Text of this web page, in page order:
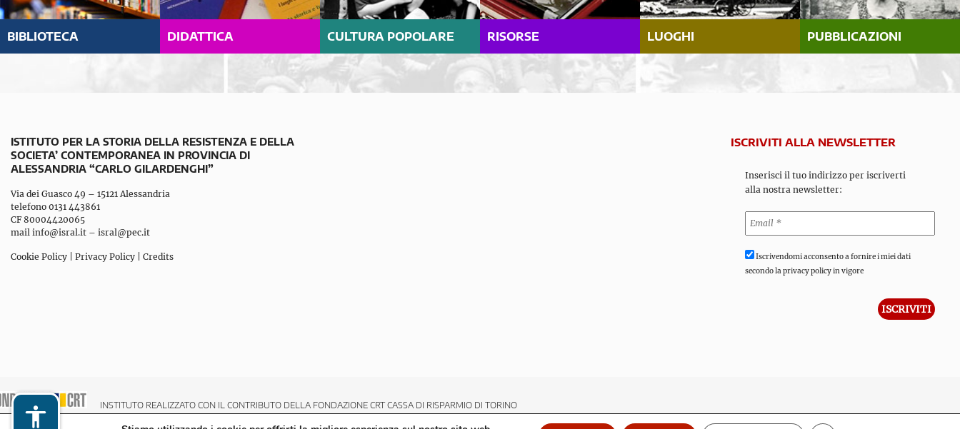
BIBLIOTECA DIDATTICA CULTURA POPOLARE RISORSE LUOGHI PUBBLICAZIONI
ISTITUTO PER LA STORIA DELLA RESISTENZA E DELLA
SOCIETA’ CONTEMPORANEA IN PROVINCIA DI
ALESSANDRIA “CARLO GILARDENGHI”
Via dei Guasco 49 – 15121 Alessandria
telefono 0131 443861
CF 80004420065
mail info@isral.it – isral@pec.it
Cookie Policy Privacy Policy Credits
ISCRIVITI ALLA NEWSLETTER
Inserisci il tuo indirizzo per iscriverti
alla nostra newsletter:
Iscrivendomi acconsento a fornire i miei dati
secondo la privacy policy in vigore
INSTITUTO REALIZZATO CON IL CONTRIBUTO DELLA FONDAZIONE CRT CASSA DI RISPARMIO DI TORINO